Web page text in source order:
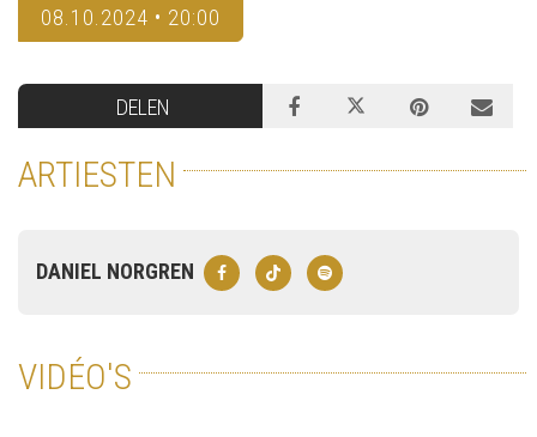
08.10.2024 • 20:00
DELEN
ARTIESTEN
DANIEL NORGREN
VIDÉO'S